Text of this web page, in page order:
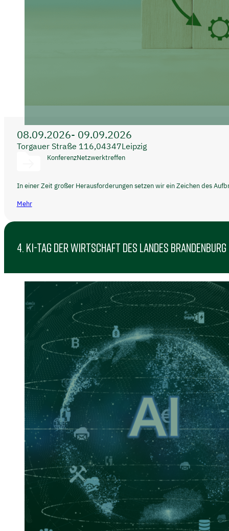
08.09.2026- 09.09.2026
Torgauer Straße 116,04347Leipzig
KonferenzNetzwerktreffen
In einer Zeit großer Herausforderungen setzen wir ein Zeichen des
Mehr
4. KI-TAG DER WIRTSCHAFT DES LANDES BRANDENBURG